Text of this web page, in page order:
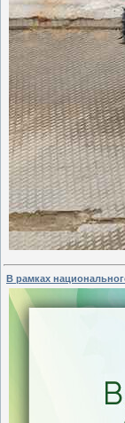
В рамках